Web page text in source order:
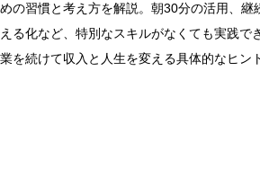
の習慣と考え方を解説。朝30分の活用、継
る化など、特別なスキルがなくても実践で
を続けて収入と人生を変える具体的なヒン